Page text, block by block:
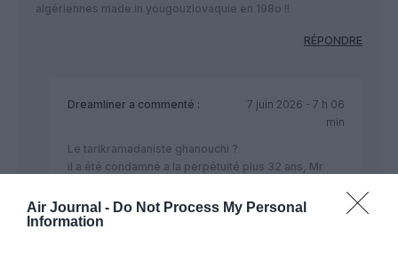
Air Journal - Do Not Process My Personal
Information
algériennes made in yougouzlovaquie en 198o !!
RÉPONDRE
Dreamliner a commenté :
7 juin 2026 - 7 h 06
min
Le tarikramadaniste ghanouchi ?
il a été condamné a la perpétuité plus 32 ans, Mr
nouvelle équation en maths ♾ + 32
https://www.20minutes.fr/monde/4226917-